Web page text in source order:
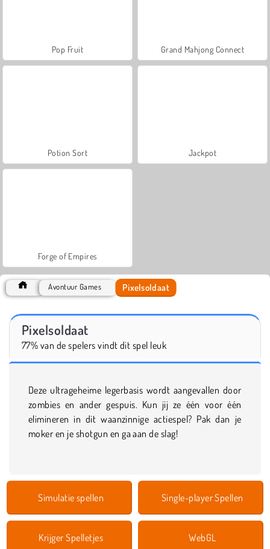
Pop Fruit Grand Mahjong Connect
Potion Sort Jackpot
Forge of Empires
Avontuur Games Pixelsoldaat
Pixelsoldaat
77% van de spelers vindt dit spel leuk
Deze ultrageheime legerbasis wordt aangevallen door
zombies en ander gespuis. Kun jij ze één voor één
elimineren in dit waanzinnige actiespel? Pak dan je
moker en je shotgun en ga aan de slag!
Simulatie spellen Single-player Spellen
Krijger Spelletjes WebGL